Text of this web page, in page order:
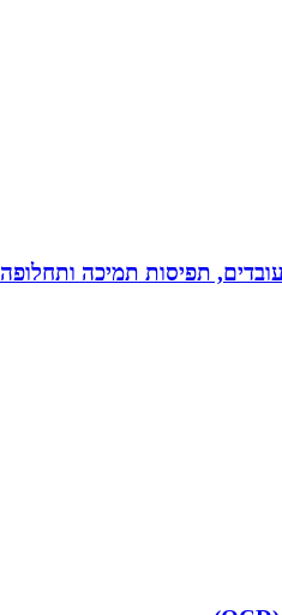
עובדים, תפיסות תמיכה ותחלופה